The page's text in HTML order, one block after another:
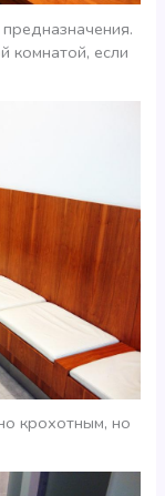
комнатой, если
крохотным, но